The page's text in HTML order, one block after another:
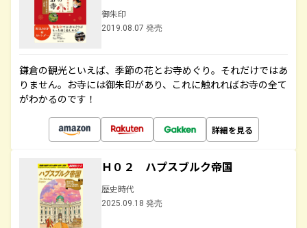
御朱印
2019.08.07 発売
鎌倉の観光といえば、季節の花とお寺めぐり。それだけではあ
りません。お寺には御朱印があり、これに触れればお寺の全て
がわかるのです！
詳細を見る
Ｈ０２ ハプスブルク帝国
歴史時代
2025.09.18 発売